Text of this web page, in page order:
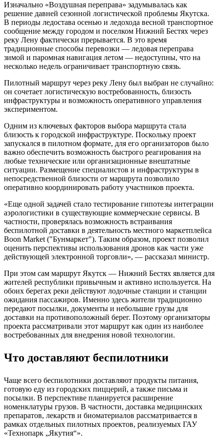
Изначально «Воздушная переправа» задумывалась как
решение давней сезонной логистической проблемы Якутска.
В периоды ледостава осенью и ледохода весной транспортное
сообщение между городом и поселком Нижний Бестях через
реку Лену фактически прерывается. В это время
традиционные способы перевозки — ледовая переправа
зимой и паромная навигация летом — недоступны, что на
несколько недель ограничивает транспортную связь.
Пилотный маршрут через реку Лену был выбран не случайно:
он сочетает логистическую востребованность, близость
инфраструктуры и возможность оперативного управления
экспериментом.
Одним из ключевых факторов выбора маршрута стала
близость к городской инфраструктуре. Поскольку проект
запускался в пилотном формате, для его организаторов было
важно обеспечить возможность быстрого реагирования на
любые технические или организационные внештатные
ситуации. Размещение специалистов и инфраструктуры в
непосредственной близости от маршрута позволило
оперативно координировать работу участников проекта.
«Еще одной задачей стало тестирование гипотезы интеграции
аэрологистики в существующие коммерческие сервисы. В
частности, проверялась возможность встраивания
беспилотной доставки в деятельность местного маркетплейса
Boon Market ("Бунмаркет"). Таким образом, проект позволил
оценить перспективы использования дронов как части уже
действующей электронной торговли», — рассказал министр.
При этом сам маршрут Якутск — Нижний Бестях является для
жителей республики привычным и активно используется. На
обоих берегах реки действуют лодочные станции и станции
ожидания пассажиров. Именно здесь жители традиционно
передают посылки, документы и небольшие грузы для
доставки на противоположный берег. Поэтому организаторы
проекта рассматривали этот маршрут как один из наиболее
востребованных для внедрения новой технологии.
Что доставляют беспилотники
Чаще всего беспилотники доставляют продукты питания,
готовую еду из городских пиццерий, а также письма и
посылки. В перспективе планируется расширение
номенклатуры грузов. В частности, доставка медицинских
препаратов, лекарств и биоматериалов рассматривается в
рамках отдельных пилотных проектов, реализуемых ГАУ
«Технопарк „Якутия“».